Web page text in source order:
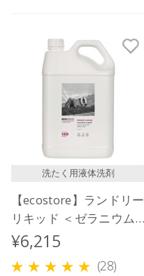
洗たく用液体洗剤
【ecostore】ランドリー
リキッド ＜ゼラニウム
＆オレンジ＞5L
¥6,215
(28)